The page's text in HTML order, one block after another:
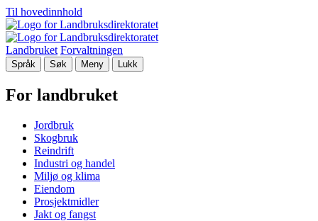
Til hovedinnhold
Landbruket Forvaltningen
Språk Søk Meny Lukk
For landbruket
Jordbruk
Skogbruk
Reindrift
Industri og handel
Miljø og klima
Eiendom
Prosjektmidler
Jakt og fangst